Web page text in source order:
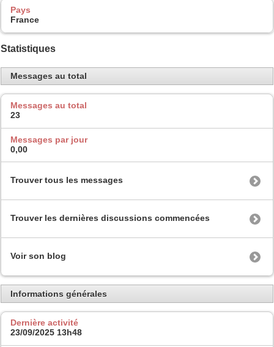
Pays
France
Statistiques
Messages au total
Messages au total
23
Messages par jour
0,00
Trouver tous les messages
Trouver les dernières discussions commencées
Voir son blog
Informations générales
Dernière activité
23/09/2025 13h48